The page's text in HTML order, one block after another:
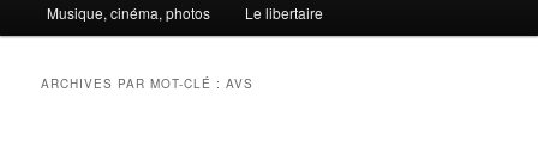
Musique, cinéma, photos Le libertaire
ARCHIVES PAR MOT-CLÉ :AVS